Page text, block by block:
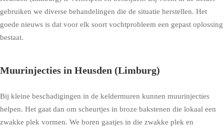
gebruiken we diverse behandelingen die de situatie herstellen. Het
goede nieuws is dat voor elk soort vochtprobleem een gepast oplossing
bestaat.
Muurinjecties in Heusden (Limburg)
Bij kleine beschadigingen in de keldermuren kunnen muurinjecties
helpen. Het gaat dan om scheurtjes in broze bakstenen die lokaal een
zwakke plek vormen. We boren gaatjes in die zwakke plek en